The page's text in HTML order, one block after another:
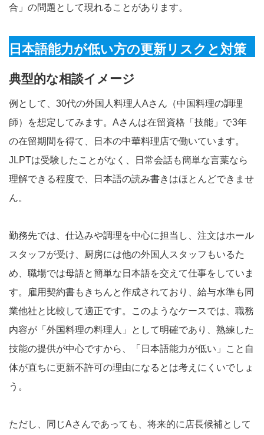
合」の問題として現れることがあります。
日本語能力が低い方の更新リスクと対策
典型的な相談イメージ
例として、30代の外国人料理人Aさん（中国料理の調理
師）を想定してみます。Aさんは在留資格「技能」で3年
の在留期間を得て、日本の中華料理店で働いています。
JLPTは受験したことがなく、日常会話も簡単な言葉なら
理解できる程度で、日本語の読み書きはほとんどできませ
ん。
勤務先では、仕込みや調理を中心に担当し、注文はホール
スタッフが受け、厨房には他の外国人スタッフもいるた
め、職場では母語と簡単な日本語を交えて仕事をしていま
す。雇用契約書もきちんと作成されており、給与水準も同
業他社と比較して適正です。このようなケースでは、職務
内容が「外国料理の料理人」として明確であり、熟練した
技能の提供が中心ですから、「日本語能力が低い」こと自
体が直ちに更新不許可の理由になるとは考えにくいでしょ
う。
ただし、同じAさんであっても、将来的に店長候補として